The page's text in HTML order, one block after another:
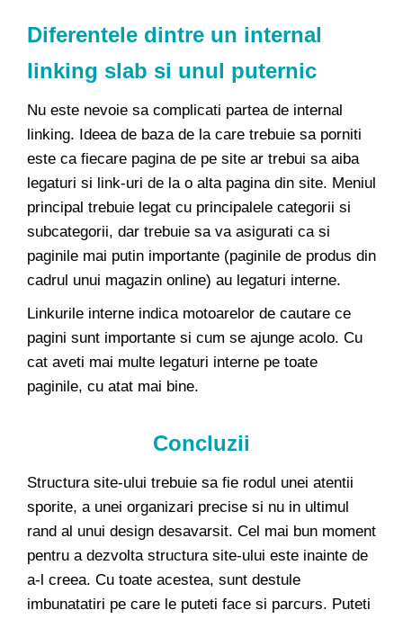
Diferentele dintre un internal
linking slab si unul puternic
Nu este nevoie sa complicati partea de internal
linking. Ideea de baza de la care trebuie sa porniti
este ca fiecare pagina de pe site ar trebui sa aiba
legaturi si link-uri de la o alta pagina din site. Meniul
principal trebuie legat cu principalele categorii si
subcategorii, dar trebuie sa va asigurati ca si
paginile mai putin importante (paginile de produs din
cadrul unui magazin online) au legaturi interne.
Linkurile interne indica motoarelor de cautare ce
pagini sunt importante si cum se ajunge acolo. Cu
cat aveti mai multe legaturi interne pe toate
paginile, cu atat mai bine.
Concluzii
Structura site-ului trebuie sa fie rodul unei atentii
sporite, a unei organizari precise si nu in ultimul
rand al unui design desavarsit. Cel mai bun moment
pentru a dezvolta structura site-ului este inainte de
a-l creea. Cu toate acestea, sunt destule
imbunatatiri pe care le puteti face si parcurs. Puteti